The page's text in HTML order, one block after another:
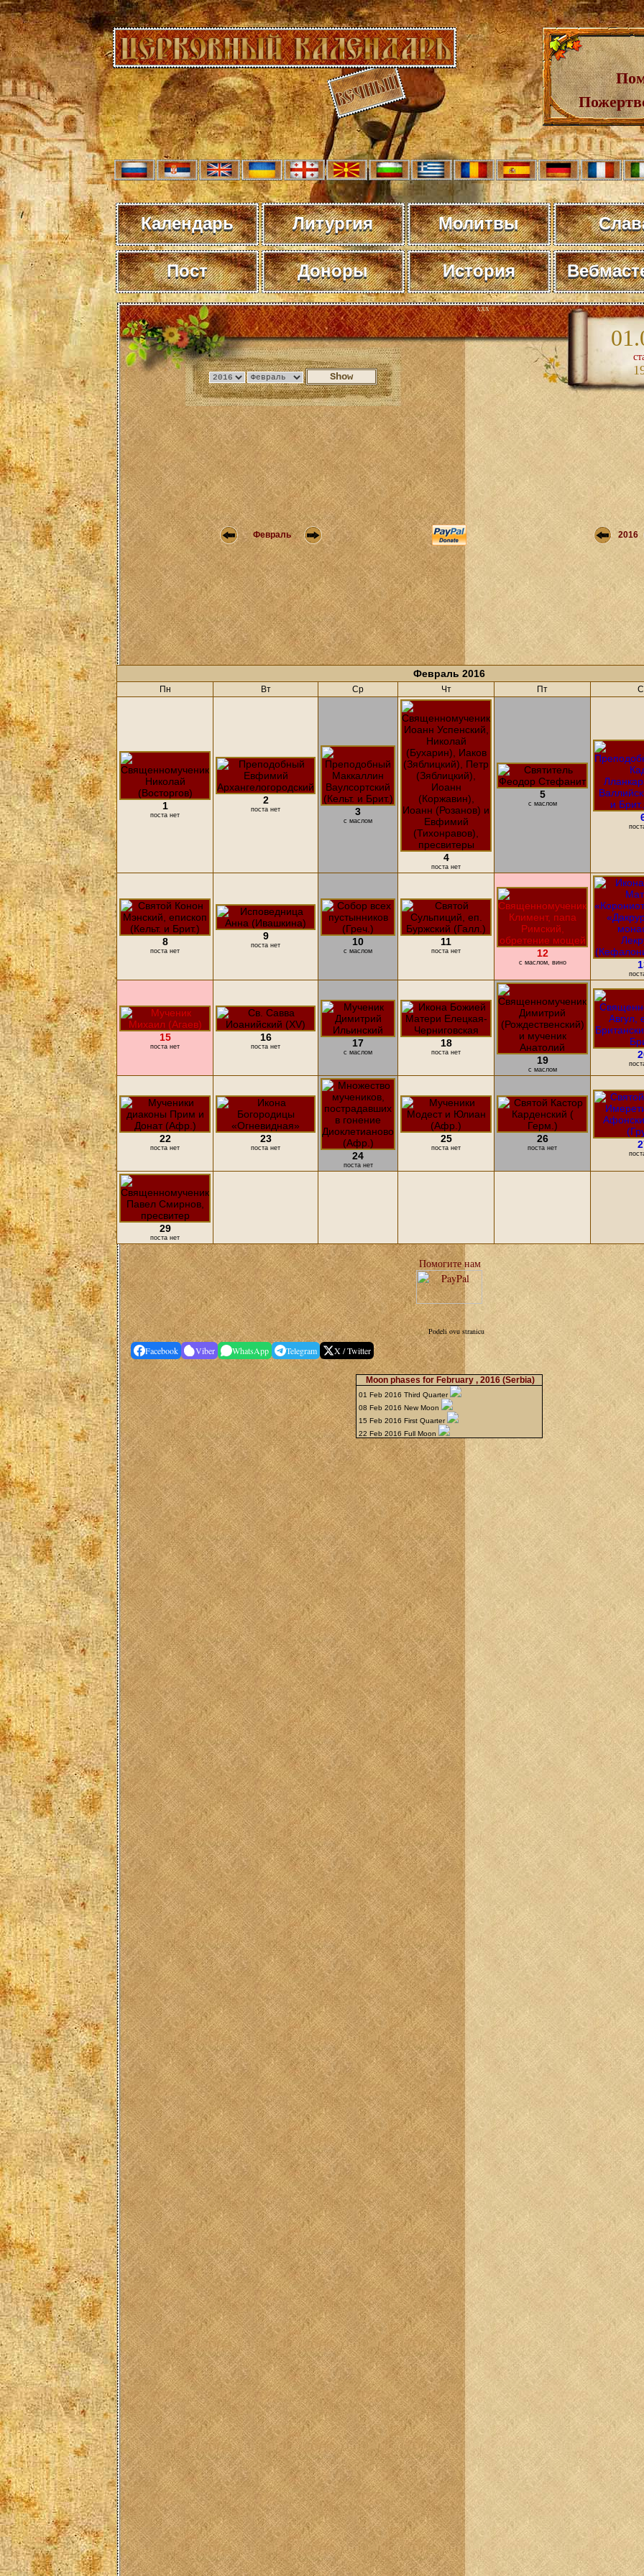
Календарь Литургия Молитвы
Пост Доноры История
xxx
Февраль 2016
Февраль 2016
Пн Вт Ср Чт Пт
1
поста нет
2
поста нет 3
с маслом
4
поста нет
5
с маслом
8
поста нет
9
поста нет 10
с маслом
11
поста нет 12
с маслом, вино
15
поста нет
16
поста нет 17
с маслом
18
поста нет
19
с маслом
22
поста нет
23
поста нет
24
поста нет
25
поста нет
26
поста нет
29
поста нет
Помогите нам
Podeli ovu stranicu
Facebook Viber WhatsApp Telegram X / Twitter
Moon phases for February , 2016 (Serbia)
01 Feb 2016 Third Quarter
08 Feb 2016 New Moon
15 Feb 2016 First Quarter
22 Feb 2016 Full Moon